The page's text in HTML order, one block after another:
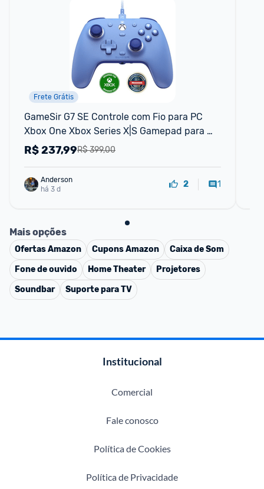
Frete Grátis
GameSir G7 SE Controle com Fio para PC
Xbox One Xbox Series X|S Gamepad para
Jogos Plug and Play
R$ 399,00
R$237,99
Anderson
há 3 d
2 1
Mais opções
OfertasAmazon CuponsAmazon
Caixa de Som
Fone de ouvido
Home Theater
Projetores
Soundbar
Suporte para TV
Institucional
Comercial
Fale conosco
Política de Cookies
Política de Privacidade